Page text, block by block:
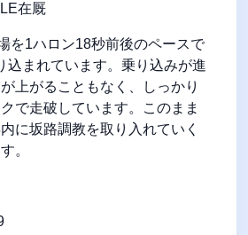
在厩
を1ハロン18秒前後のペースで
込まれています。乗り込みが進
上がることもなく、しっかり
で走破しています。このまま
に坂路調教を取り入れていく
。